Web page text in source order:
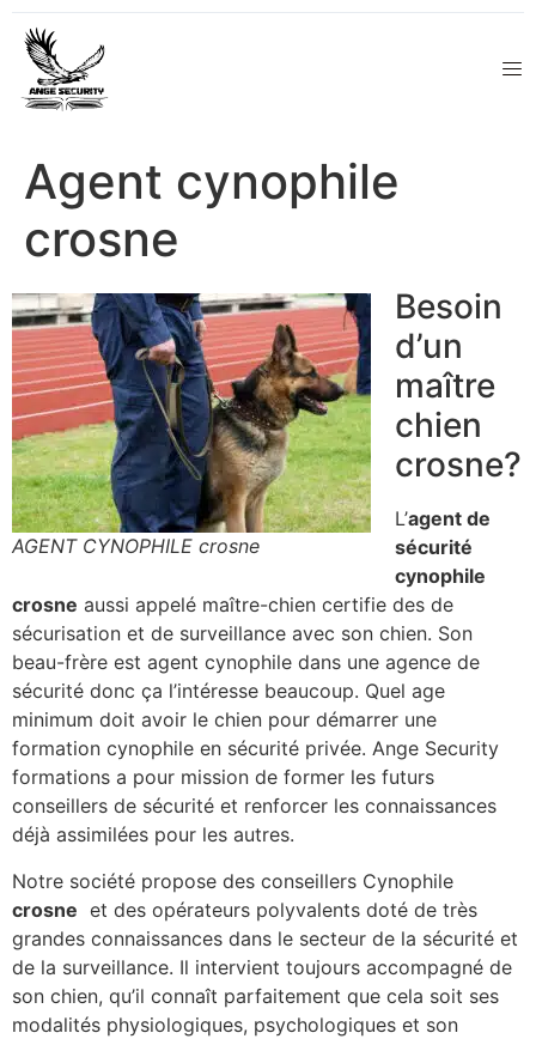
Agent cynophile
crosne
AGENT CYNOPHILE crosne
Besoin
d’un
maître
chien
crosne?
L’agent de
sécurité
cynophile
crosne aussi appelé maître-chien certifie des de
sécurisation et de surveillance avec son chien. Son
beau-frère est agent cynophile dans une agence de
sécurité donc ça l’intéresse beaucoup. Quel age
minimum doit avoir le chien pour démarrer une
formation cynophile en sécurité privée. Ange Security
formations a pour mission de former les futurs
conseillers de sécurité et renforcer les connaissances
déjà assimilées pour les autres.
Notre société propose des conseillers Cynophile
crosne et des opérateurs polyvalents doté de très
grandes connaissances dans le secteur de la sécurité et
de la surveillance. Il intervient toujours accompagné de
son chien, qu’il connaît parfaitement que cela soit ses
modalités physiologiques, psychologiques et son